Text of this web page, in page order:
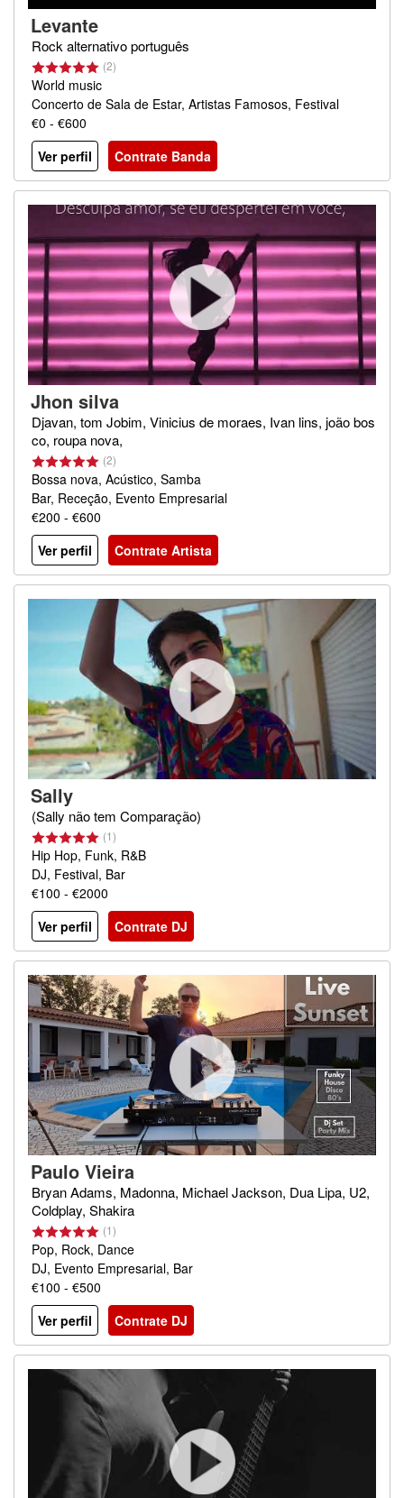
Levante
Rock alternativo português
(2)
World music
Concerto de Sala de Estar, Artistas Famosos, Festival
€0 - €600
Ver perfil
Contrate Banda
Jhon silva
Djavan, tom Jobim, Vinicius de moraes, Ivan lins, joão bos
co, roupa nova,
(2)
Bossa nova, Acústico, Samba
Bar, Receção, Evento Empresarial
€200 - €600
Ver perfil
Contrate Artista
Sally
(Sally não tem Comparação)
(1)
Hip Hop, Funk, R&B
DJ, Festival, Bar
€100 - €2000
Ver perfil
Contrate DJ
Paulo Vieira
Bryan Adams, Madonna, Michael Jackson, Dua Lipa, U2,
Coldplay, Shakira
(1)
Pop, Rock, Dance
DJ, Evento Empresarial, Bar
€100 - €500
Ver perfil
Contrate DJ